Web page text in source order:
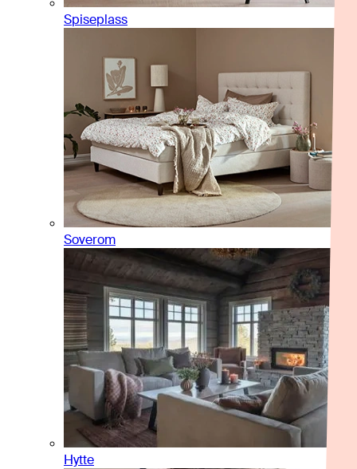
Spiseplass
Soverom
Hytte